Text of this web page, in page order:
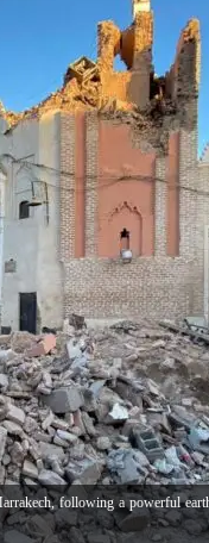
following a powerful